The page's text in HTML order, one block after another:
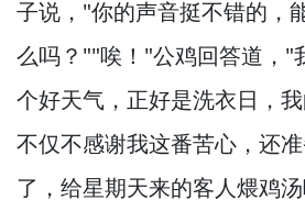
子说， "你的声音挺不错的，
么吗？ ""唉！ "公鸡回答道， "
个好天气， 正好是洗衣日，
不仅不感谢我这番苦心， 还
了， 给星期天来的客人煨鸡汤